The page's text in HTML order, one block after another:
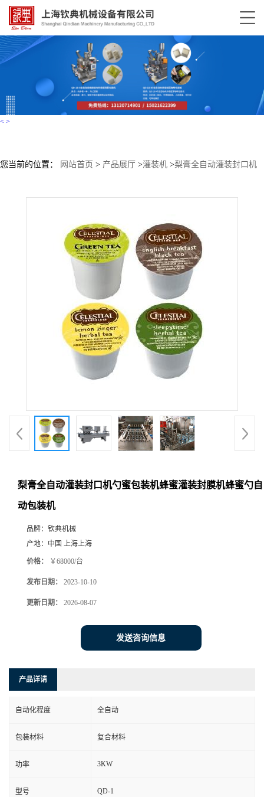
< >
您当前的位置： 网站首页 > 产品展厅 >灌装机 >梨膏全自动灌装封口机
梨膏全自动灌装封口机勺蜜包装机蜂蜜灌装封膜机蜂蜜勺自
动包装机
品牌： 钦典机械
产地： 中国 上海上海
价格： ￥68000/台
发布日期： 2023-10-10
更新日期： 2026-08-07
发送咨询信息
产品详请
自动化程度 全自动
包装材料 复合材料
功率 3KW
型号 QD-1